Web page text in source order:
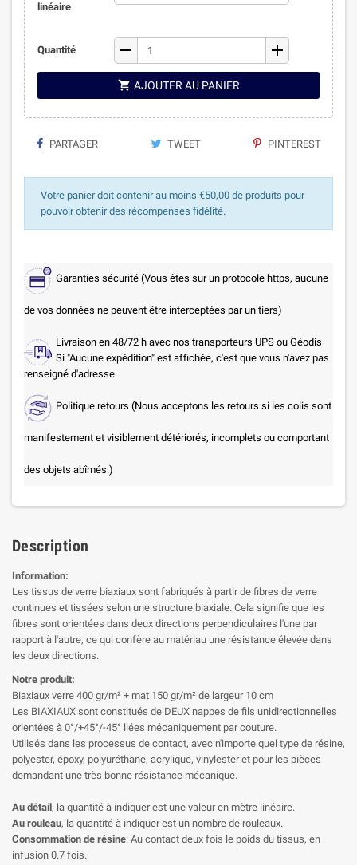
linéaire
Quantité remove add
 AJOUTER AU PANIER
PARTAGER TWEET PINTEREST
Votre panier doit contenir au moins €50,00 de produits pour
pouvoir obtenir des récompenses fidélité.
Garanties sécurité (Vous êtes sur un protocole https, aucune
de vos données ne peuvent être interceptées par un tiers)
Livraison en 48/72 h avec nos transporteurs UPS ou Géodis
Si "Aucune expédition" est affichée, c'est que vous n'avez pas
renseigné d'adresse.
Politique retours (Nous acceptons les retours si les colis sont
manifestement et visiblement détériorés, incomplets ou comportant
des objets abîmés.)
Description
Information:
Les tissus de verre biaxiaux sont fabriqués à partir de fibres de verre
continues et tissées selon une structure biaxiale. Cela signifie que les
fibres sont orientées dans deux directions perpendiculaires l'une par
rapport à l'autre, ce qui confère au matériau une résistance élevée dans
les deux directions.
Notre produit:
Biaxiaux verre 400 gr/m² + mat 150 gr/m² de largeur 10 cm
Les BIAXIAUX sont constitués de DEUX nappes de fils unidirectionnelles
orientées à 0°/+45°/-45° liées mécaniquement par couture.
Utilisés dans les processus de contact, avec n'importe quel type de résine,
polyester, époxy, polyuréthane, acrylique, vinylester et pour les pièces
demandant une très bonne résistance mécanique.
Au détail, la quantité à indiquer est une valeur en mètre linéaire.
Au rouleau, la quantité à indiquer est un nombre de rouleaux.
Consommation de résine: Au contact deux fois le poids du tissus, en
infusion 0.7 fois.